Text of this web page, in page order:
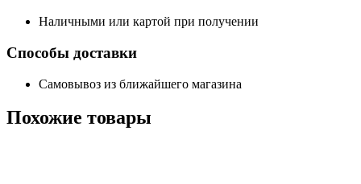
Наличными или картой при получении
Способы доставки
Самовывоз из ближайшего магазина
Похожие товары